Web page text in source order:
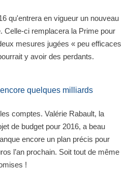
qu'entrera en vigueur un nouveau
Celle-ci remplacera la Prime pour
mesures jugées « peu efficaces
y avoir des perdants.
quelques milliards
comptes. Valérie Rabault, la
de budget pour 2016, a beau
encore un plan précis pour
l’an prochain. Soit tout de même
!